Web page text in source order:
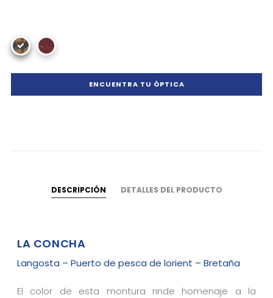
ENCUENTRA TU ÓPTICA
DESCRIPCIÓN DETALLES DEL PRODUCTO
LA CONCHA
Langosta – Puerto de pesca de lorient – Bretaña
El color de esta montura rinde homenaje a la